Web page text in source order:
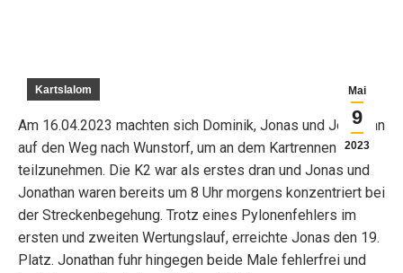
Mai
9
2023
Kartslalom
Am 16.04.2023 machten sich Dominik, Jonas und Jonathan
auf den Weg nach Wunstorf, um an dem Kartrennen
teilzunehmen. Die K2 war als erstes dran und Jonas und
Jonathan waren bereits um 8 Uhr morgens konzentriert bei
der Streckenbegehung. Trotz eines Pylonenfehlers im
ersten und zweiten Wertungslauf, erreichte Jonas den 19.
Platz. Jonathan fuhr hingegen beide Male fehlerfrei und